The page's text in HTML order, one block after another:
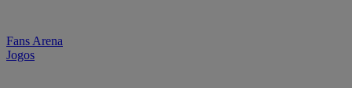
Fans Arena
Jogos